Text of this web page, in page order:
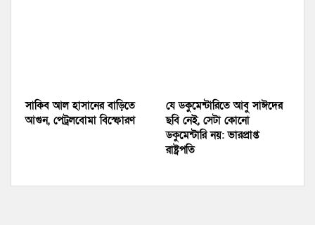
সাকিব আল হাসানের বাড়িতে
আগুন, পেট্রলবোমা বিস্ফোরণ
যে ডকুমেন্টারিতে আবু সাঈদের
ছবি নেই, সেটা কোনো
ডকুমেন্টারি নয়: ভারপ্রাপ্ত
রাষ্ট্রপতি